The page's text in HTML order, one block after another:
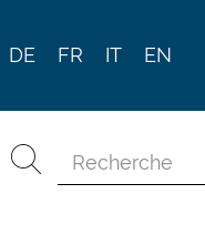
DE FR IT EN